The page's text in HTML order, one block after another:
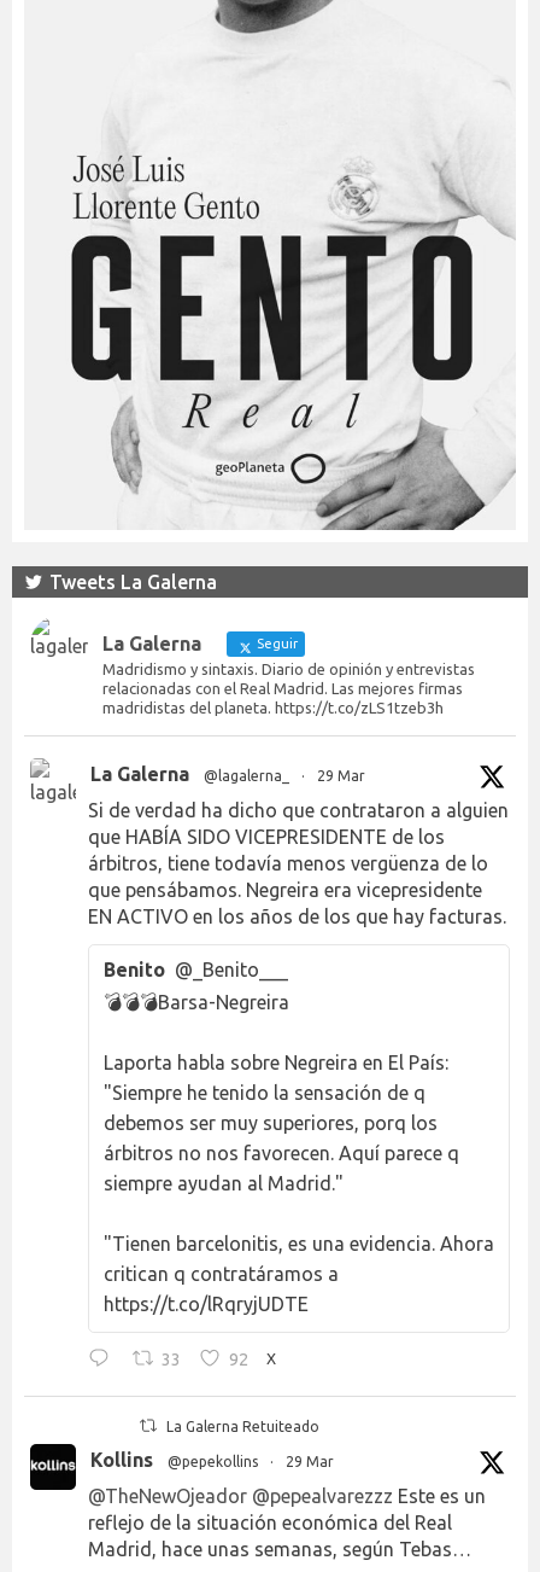
Tweets La Galerna
La Galerna Seguir
Madridismo y sintaxis. Diario de opinión y entrevistas
relacionadas con el Real Madrid. Las mejores firmas
madridistas del planeta. https://t.co/zLS1tzeb3h
La Galerna @lagalerna_ · 29 Mar
Si de verdad ha dicho que contrataron a alguien
que HABÍA SIDO VICEPRESIDENTE de los
árbitros, tiene todavía menos vergüenza de lo
que pensábamos. Negreira era vicepresidente
EN ACTIVO en los años de los que hay facturas.
Benito @_Benito___
💣💣💣Barsa-Negreira
Laporta habla sobre Negreira en El País:
"Siempre he tenido la sensación de q
debemos ser muy superiores, porq los
árbitros no nos favorecen. Aquí parece q
siempre ayudan al Madrid."
"Tienen barcelonitis, es una evidencia. Ahora
critican q contratáramos a
https://t.co/lRqryjUDTE
33 92 X
La Galerna Retuiteado
Kollins @pepekollins · 29 Mar
@TheNewOjeador @pepealvarezzz Este es un
reflejo de la situación económica del Real
Madrid, hace unas semanas, según Tebas…